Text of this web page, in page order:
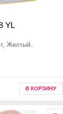
YL
Желтый..
В КОРЗИНУ